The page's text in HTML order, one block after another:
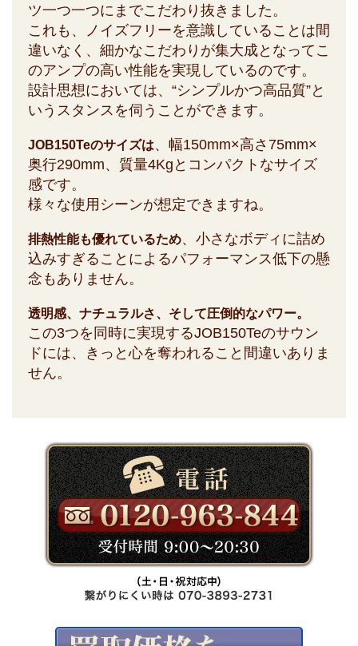
ツ一つ一つにまでこだわり抜きました。
これも、ノイズフリーを意識していることは間
違いなく、細かなこだわりが集大成となってこ
のアンプの高い性能を実現しているのです。
設計思想においては、“シンプルかつ高品質”と
いうスタンスを伺うことができます。
JOB150Teのサイズは、幅150mm×高さ75mm×
奥行290mm、質量4Kgとコンパクトなサイズ
感です。
様々な使用シーンが想定できますね。
排熱性能も優れているため、小さなボディに詰め
込みすぎることによるパフォーマンス低下の懸
念もありません。
透明感、ナチュラルさ、そして圧倒的なパワー。
この3つを同時に実現するJOB150Teのサウン
ドには、きっと心を奪われること間違いありま
せん。